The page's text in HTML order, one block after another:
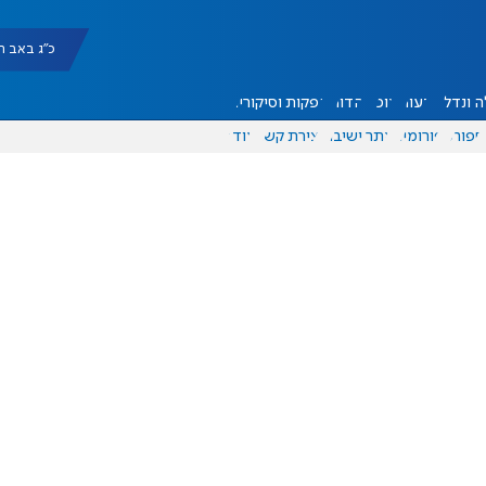
כ"ג באב תשפ"ו
ונדל"ן דעות אוכל יהדות הפקות וסיקורים
ספורט פורומים אתר ישיבה יצירת קשר עוד